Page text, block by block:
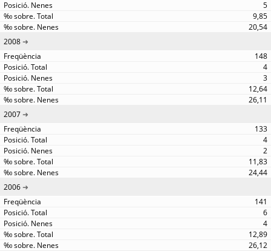
5
9,85
20,54
2008
148
4
3
12,64
26,11
2007
133
4
2
11,83
24,44
2006
141
6
4
12,89
26,12